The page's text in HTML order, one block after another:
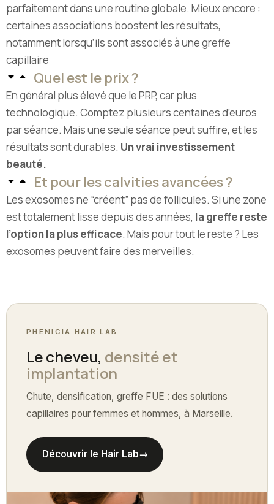
parfaitement dans une routine globale. Mieux encore :
certaines associations boostent les résultats,
notamment lorsqu’ils sont associés à une greffe
capillaire
Quel est le prix ?
En général plus élevé que le PRP, car plus
technologique. Comptez plusieurs centaines d’euros
par séance. Mais une seule séance peut suffire, et les
résultats sont durables. Un vrai investissement
beauté.
Et pour les calvities avancées ?
Les exosomes ne “créent” pas de follicules. Si une zone
est totalement lisse depuis des années, la greffe reste
l’option la plus efficace. Mais pour tout le reste ? Les
exosomes peuvent faire des merveilles.
PHENICIA HAIR LAB
Le cheveu, densité et
implantation
Chute, densification, greffe FUE : des solutions
capillaires pour femmes et hommes, à Marseille.
Découvrir le Hair Lab→